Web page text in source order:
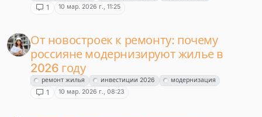
1 10 мар. 2026 г., 11:25
От новостроек к ремонту: почему
россияне модернизируют жилье в
2026 году
ремонт жилья инвестиции 2026 модернизация
1 10 мар. 2026 г., 08:23